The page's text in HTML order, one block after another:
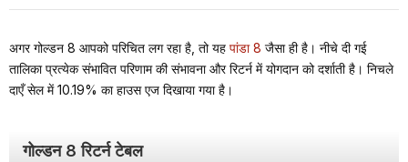
अगर गोल्डन 8 आपको परिचित लग रहा है, तो यह पांडा 8 जैसा ही है। नीचे दी गई
तालिका प्रत्येक संभावित परिणाम की संभावना और रिटर्न में योगदान को दर्शाती है। निचले
दाएँ सेल में 10.19% का हाउस एज दिखाया गया है।
गोल्डन 8 रिटर्न टेबल